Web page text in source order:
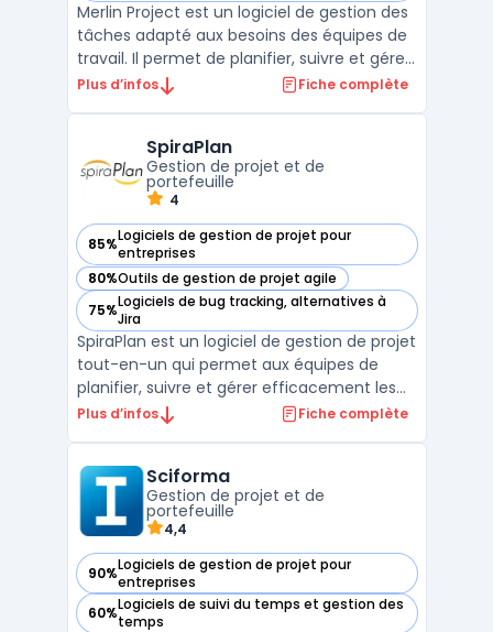
Merlin Project est un logiciel de gestion des
tâches adapté aux besoins des équipes de
travail. Il permet de planifier, suivre et gérer
des projets, de la conception à la
collaboration entre les membres de
l'équipe. Merlin ...
Plus d’infos Fiche complète
SpiraPlan
Gestion de projet et de
portefeuille
4
85%Logiciels de gestion de projet pour
entreprises
— voir SpiraPlan dans cette catégorie
80%Outils de gestion de projet agile
— voir SpiraPlan dans cette catégorie
75%Logiciels de bug tracking, alternatives à
Jira
— voir SpiraPlan dans cette catégorie
SpiraPlan est un logiciel de gestion de projet
tout-en-un qui permet aux équipes de
planifier, suivre et gérer efficacement les
projets. Avec SpiraPlan, les utilisateurs
compris la gestion des exigences, la gestion
des ...
Plus d’infos Fiche complète
Sciforma
Gestion de projet et de
portefeuille
4,4
90%Logiciels de gestion de projet pour
entreprises
— voir Sciforma dans cette catégorie
60%Logiciels de suivi du temps et gestion des
temps
— voir Sciforma dans cette catégorie